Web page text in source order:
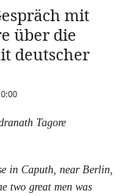
mit
über die
deutscher
Tagore
in Caputh, near Berlin,
two great men was